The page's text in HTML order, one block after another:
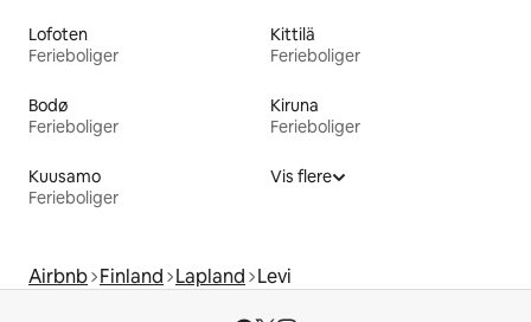
Lofoten
Ferieboliger
Kittilä
Ferieboliger
Bodø
Ferieboliger
Kiruna
Ferieboliger
Kuusamo
Ferieboliger
Vis flere
Airbnb Finland Lapland Levi